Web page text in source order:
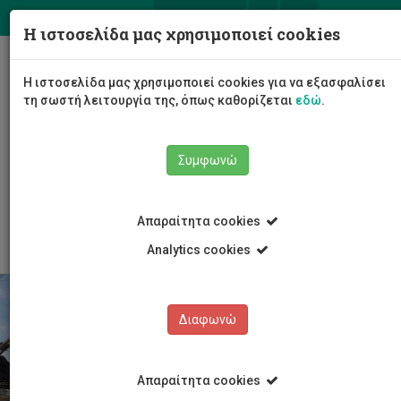
Σχολή Μηχανικής και Τεχνολογίας
Τμήμα Πολιτικών Μηχανικών και Μηχανικών
Ανακοινώσεις τμήματος
Άρθρο
Η ιστοσελίδα μας χρησιμοποιεί cookies
Η ιστοσελίδα μας χρησιμοποιεί cookies για να εξασφαλίσει
τη σωστή λειτουργία της, όπως καθορίζεται εδώ.
Συμφωνώ
Απαραίτητα cookies
Analytics cookies
Διαφωνώ
Απαραίτητα cookies